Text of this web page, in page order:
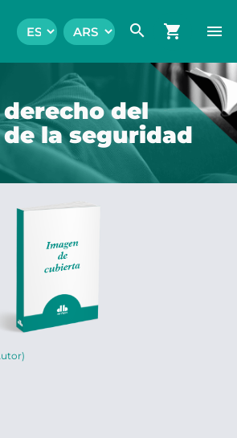
search shopping_cart menu
del
la seguridad